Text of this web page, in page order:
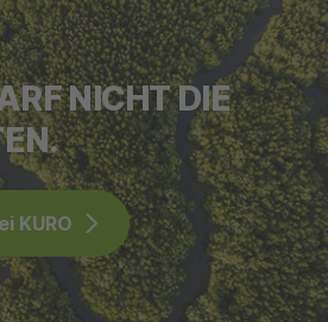
NICHT DIE
KURO